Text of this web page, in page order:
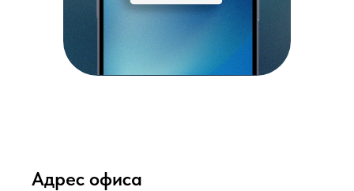
Адрес офиса